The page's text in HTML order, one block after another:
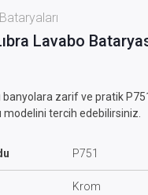
Lavabo
banyolara zarif ve pratik
modelini tercih edebilirsiniz.
P751
Krom